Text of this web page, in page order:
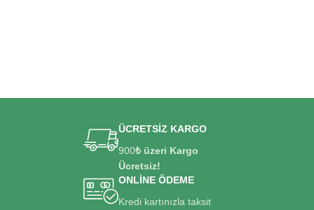
ÜCRETSİZ KARGO
900₺ üzeri Kargo
Ücretsiz!
ONLİNE ÖDEME
Kredi kartınızla taksit